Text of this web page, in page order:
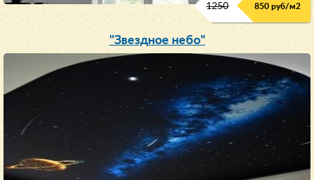
1250 850 руб/м2
"Звездное небо"